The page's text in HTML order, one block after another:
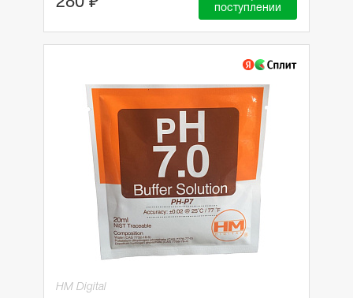
поступлении
HM Digital